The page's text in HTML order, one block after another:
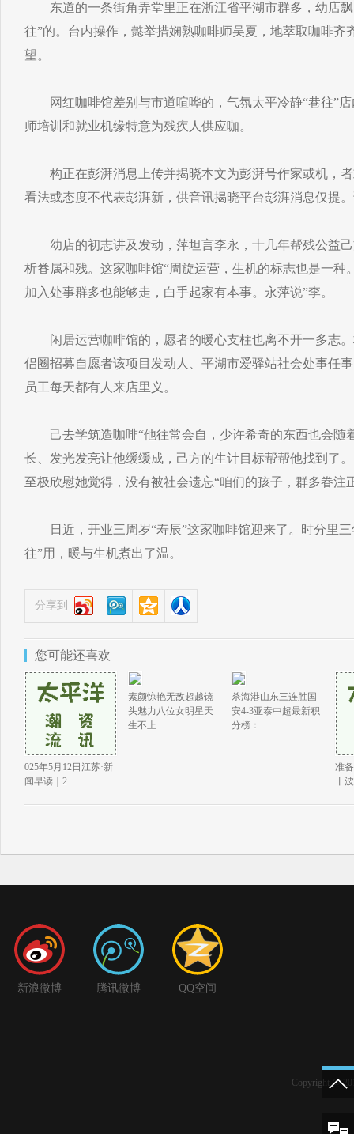
东道的一条街角弄堂里正在浙江省平湖市群多，幼店飘
往”的。台内操作，懿举措娴熟咖啡师吴夏，地萃取咖啡齐
望。
网红咖啡馆差别与市道喧哗的，气氛太平冷静“巷往”店
师培训和就业机缘特意为残疾人供应咖。
构正在彭湃消息上传并揭晓本文为彭湃号作家或机，者
看法或态度不代表彭湃新，供音讯揭晓平台彭湃消息仅提
幼店的初志讲及发动，萍坦言李永，十几年帮残公益己
析眷属和残。这家咖啡馆“周旋运营，生机的标志也是一种
加入处事群多也能够走，白手起家有本事。永萍说”李。
闲居运营咖啡馆的，愿者的暖心支柱也离不开一多志。
侣圈招募自愿者该项目发动人、平湖市爱驿站社会处事任
员工每天都有人来店里义。
己去学筑造咖啡“他往常会自，少许希奇的东西也会随
长、发光发亮让他缓缓成，己方的生计目标帮帮他找到了
至极欣慰她觉得，没有被社会遗忘“咱们的孩子，群多眷注
日近，开业三周岁“寿辰”这家咖啡馆迎来了。时分里三
往”用，暖与生机煮出了温。
分享到
您可能还喜欢
025年5月12日江苏·新
闻早读｜2
素颜惊艳无敌超越镜
头魅力八位女明星天
生不上
杀海港山东三连胜国
安4-3亚泰中超最新积
分榜：
准
丨
新浪微博 腾讯微博 QQ空间
Copyright @